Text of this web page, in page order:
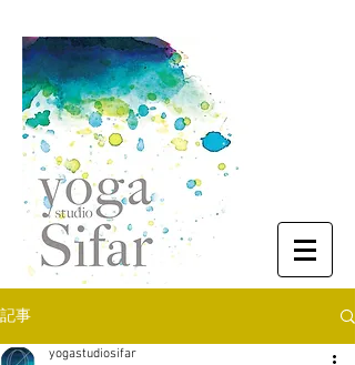
記事
yogastudiosifar